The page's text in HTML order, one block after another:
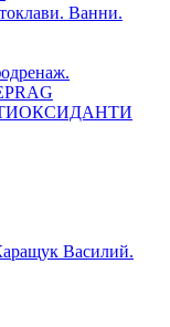
Ванни.
Василий.